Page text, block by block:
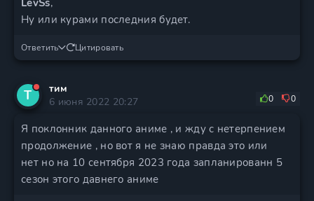
LevSs,
Ну или курами последния будет.
Ответить Цитировать
Т
тим
6 июня 2022 20:27
0 0
Я поклонник данного аниме , и жду с нетерпением
продолжение , но вот я не знаю правда это или
нет но на 10 сентября 2023 года запланированн 5
сезон этого давнего аниме